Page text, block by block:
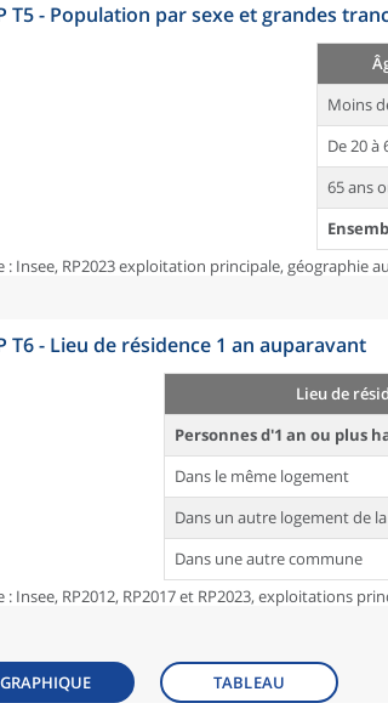
T5 - Population par sexe et grandes
Moins
De 20 à
65 ans
: Insee, RP2023 exploitation principale, géographie
T6 - Lieu de résidence 1 an auparavant
Lieu de
Personnes d'1 an ou plus
Dans le même logement
Dans un autre logement de
Dans une autre commune
: Insee, RP2012, RP2017 et RP2023, exploitations
GRAPHIQUE TABLEAU